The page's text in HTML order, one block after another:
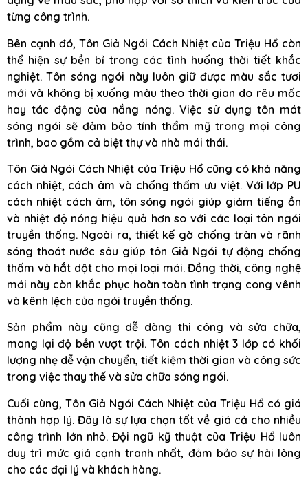
từng công trình.
Bên cạnh đó, Tôn Giả Ngói Cách Nhiệt của Triệu Hổ còn
thể hiện sự bền bỉ trong các tình huống thời tiết khắc
nghiệt. Tôn sóng ngói này luôn giữ được màu sắc tươi
mới và không bị xuống màu theo thời gian do rêu mốc
hay tác động của nắng nóng. Việc sử dụng tôn mát
sóng ngói sẽ đảm bảo tính thẩm mỹ trong mọi công
trình, bao gồm cả biệt thự và nhà mái thái.
Tôn Giả Ngói Cách Nhiệt của Triệu Hổ cũng có khả năng
cách nhiệt, cách âm và chống thấm ưu việt. Với lớp PU
cách nhiệt cách âm, tôn sóng ngói giúp giảm tiếng ồn
và nhiệt độ nóng hiệu quả hơn so với các loại tôn ngói
truyền thống. Ngoài ra, thiết kế gờ chống tràn và rãnh
sóng thoát nước sâu giúp tôn Giả Ngói tự động chống
thấm và hắt dột cho mọi loại mái. Đồng thời, công nghệ
mới này còn khắc phục hoàn toàn tình trạng cong vênh
và kênh lệch của ngói truyền thống.
Sản phẩm này cũng dễ dàng thi công và sửa chữa,
mang lại độ bền vượt trội. Tôn cách nhiệt 3 lớp có khối
lượng nhẹ dễ vận chuyển, tiết kiệm thời gian và công sức
trong việc thay thế và sửa chữa sóng ngói.
Cuối cùng, Tôn Giả Ngói Cách Nhiệt của Triệu Hổ có giá
thành hợp lý. Đây là sự lựa chọn tốt về giá cả cho nhiều
công trình lớn nhỏ. Đội ngũ kỹ thuật của Triệu Hổ luôn
duy trì mức giá cạnh tranh nhất, đảm bảo sự hài lòng
cho các đại lý và khách hàng.